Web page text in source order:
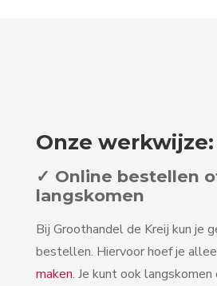
Onze werkwijze:
✓ Online bestellen
langskomen
Bij Groothandel de Kreij kun je
bestellen. Hiervoor hoef je
maken. Je kunt ook